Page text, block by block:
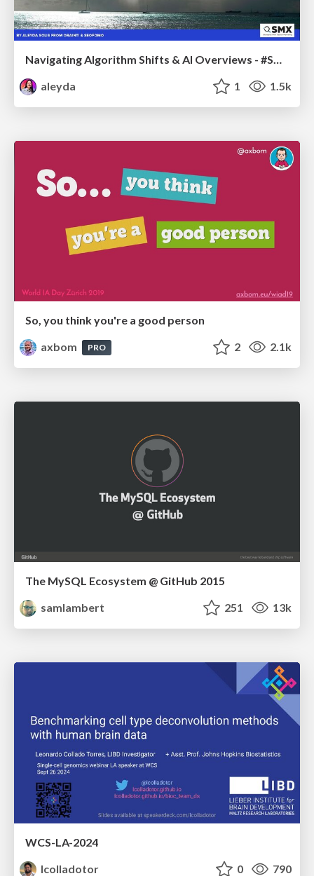
aleyda
1 1.5k
So, you think you're a good person
axbom
PRO 2 2.1k
The MySQL Ecosystem @ GitHub 2015
samlambert
251 13k
WCS-LA-2024
lcolladotor
0 790